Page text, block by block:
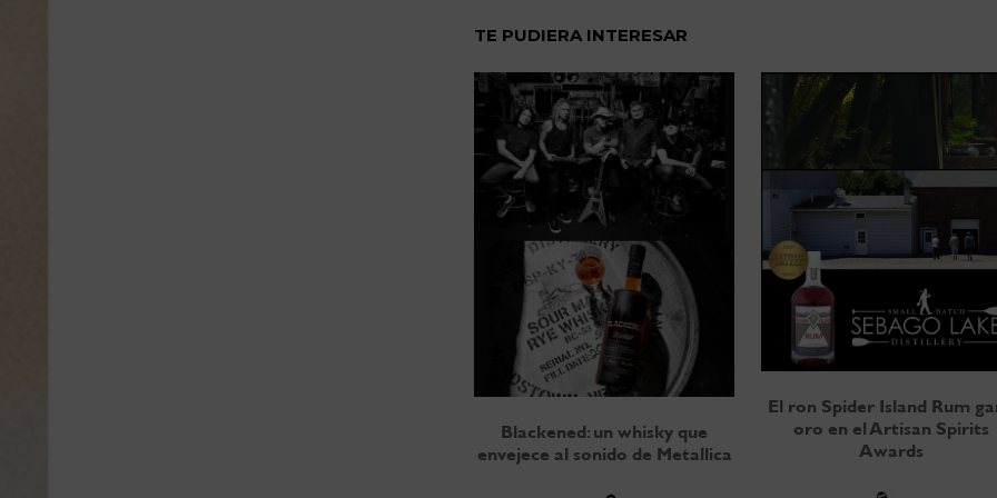
TE PUDIERA INTERESAR
Blackened: un whisky que
envejece al sonido de Metallica
El ron Spider Island Rum
oro en el Artisan Spirits
Awards